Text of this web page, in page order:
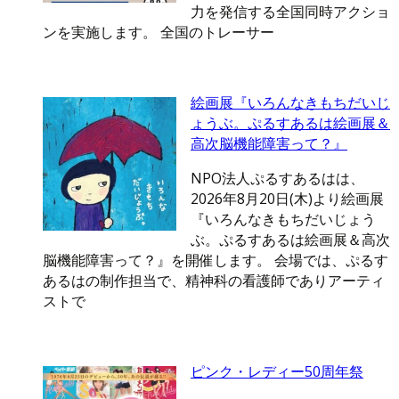
力を発信する全国同時アクショ
ンを実施します。 全国のトレーサー
絵画展『いろんなきもちだいじ
ょうぶ。ぷるすあるは絵画展＆
高次脳機能障害って？』
NPO法人ぷるすあるはは、
2026年8月20日(木)より絵画展
『いろんなきもちだいじょう
ぶ。ぷるすあるは絵画展＆高次
脳機能障害って？』を開催します。 会場では、ぷるす
あるはの制作担当で、精神科の看護師でありアーティ
ストで
ピンク・レディー50周年祭